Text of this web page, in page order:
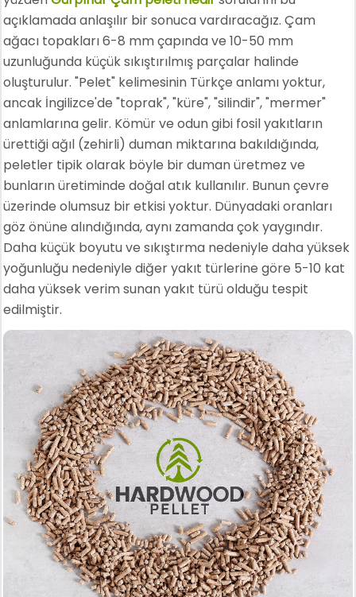
açıklamada anlaşılır bir sonuca vardıracağız. Çam
ağacı topakları 6-8 mm çapında ve 10-50 mm
uzunluğunda küçük sıkıştırılmış parçalar halinde
oluşturulur. "Pelet" kelimesinin Türkçe anlamı yoktur,
ancak İngilizce'de "toprak", "küre", "silindir", "mermer"
anlamlarına gelir. Kömür ve odun gibi fosil yakıtların
ürettiği ağıl (zehirli) duman miktarına bakıldığında,
peletler tipik olarak böyle bir duman üretmez ve
bunların üretiminde doğal atık kullanılır. Bunun çevre
üzerinde olumsuz bir etkisi yoktur. Dünyadaki oranları
göz önüne alındığında, aynı zamanda çok yaygındır.
Daha küçük boyutu ve sıkıştırma nedeniyle daha yüksek
yoğunluğu nedeniyle diğer yakıt türlerine göre 5-10 kat
daha yüksek verim sunan yakıt türü olduğu tespit
edilmiştir.